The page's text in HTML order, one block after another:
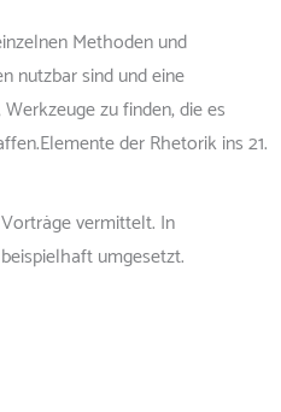
Methoden und
nutzbar sind und eine
zu finden, die es
der Rhetorik ins 21.
vermittelt. In
umgesetzt.